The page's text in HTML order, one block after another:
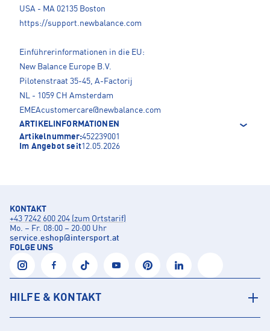
USA - MA 02135 Boston
https://support.newbalance.com
Einführerinformationen in die EU:
New Balance Europe B.V.
Pilotenstraat 35-45, A-Factorij
NL - 1059 CH Amsterdam
EMEAcustomercare@newbalance.com
ARTIKELINFORMATIONEN
Artikelnummer:452239001
Im Angebot seit12.05.2026
KONTAKT
+43 7242 600 204 (zum Ortstarif)
Mo. – Fr. 08:00 – 20:00 Uhr
service.eshop@intersport.at
FOLGE UNS
HILFE & KONTAKT